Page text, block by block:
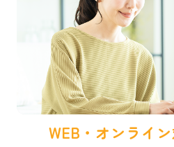
WEB・オンライ